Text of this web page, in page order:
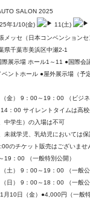
SALON 2025
年1/10(金)
11(土)
メッセ（日本コンベンションセ
葉市美浜区中瀬2-1
示場 ホール1～11 ●国際会
トホール ●屋外展示場（予定
金） 9：00～19：00 （ビジネ
：00 サイレントタイムは高
中学生）の入場は不可
未就学児、乳幼児においては
のチケット販売はございませ
19：00 （一般特別公開）
土） 9：00～19：00 （一般公
日） 9：00～18：00 （一般公
月10日（金）●4,000円（一般特